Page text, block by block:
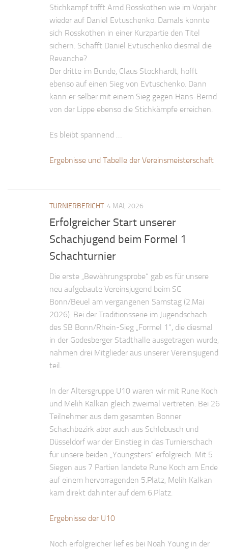
Stichkampf trifft Arnd Rosskothen wie im Vorjahr
wieder auf Daniel Evtuschenko. Damals konnte
sich Rosskothen in einer Kurzpartie den Titel
sichern. Schafft Daniel Evtuschenko diesmal die
Revanche?
Der dritte im Bunde, Claus Stockhardt, hofft
ebenso auf einen Sieg von Evtuschenko. Dann
kann er selber mit einem Sieg gegen Hans-Bernd
von der Lippe ebenso die Stichkämpfe erreichen.
Es bleibt spannend …
Ergebnisse und Tabelle der Vereinsmeisterschaft
TURNIERBERICHT 4 MAI, 2026
Erfolgreicher Start unserer
Schachjugend beim Formel 1
Schachturnier
Die erste „Bewährungsprobe“ gab es für unsere
neu aufgebaute Vereinsjugend beim SC
Bonn/Beuel am vergangenen Samstag (2.Mai
2026). Bei der Traditionsserie im Jugendschach
des SB Bonn/Rhein-Sieg „Formel 1“, die diesmal
in der Godesberger Stadthalle ausgetragen wurde,
nahmen drei Mitglieder aus unserer Vereinsjugend
teil.
In der Altersgruppe U10 waren wir mit Rune Koch
und Melih Kalkan gleich zweimal vertreten. Bei 26
Teilnehmer aus dem gesamten Bonner
Schachbezirk aber auch aus Schlebusch und
Düsseldorf war der Einstieg in das Turnierschach
für unsere beiden „Youngsters“ erfolgreich. Mit 5
Siegen aus 7 Partien landete Rune Koch am Ende
auf einem hervorragenden 5.Platz, Melih Kalkan
kam direkt dahinter auf dem 6.Platz.
Ergebnisse der U10
Noch erfolgreicher lief es bei Noah Young in der